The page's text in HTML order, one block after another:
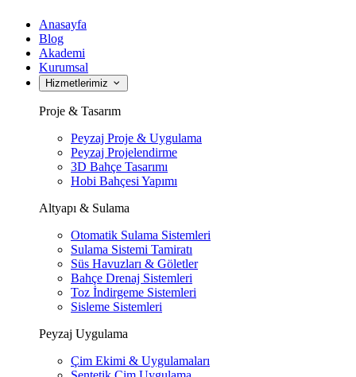
Anasayfa
Blog
Akademi
Kurumsal
Hizmetlerimiz
Proje & Tasarım
Peyzaj Proje & Uygulama
Peyzaj Projelendirme
3D Bahçe Tasarımı
Hobi Bahçesi Yapımı
Altyapı & Sulama
Otomatik Sulama Sistemleri
Sulama Sistemi Tamiratı
Süs Havuzları & Göletler
Bahçe Drenaj Sistemleri
Toz İndirgeme Sistemleri
Sisleme Sistemleri
Peyzaj Uygulama
Çim Ekimi & Uygulamaları